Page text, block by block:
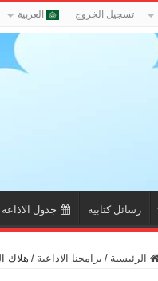
تسجيل الخروج العربية
رسائل كتابية جدول الاذاعة
الرئيسية / برامجنا الاذاعية / هلاك